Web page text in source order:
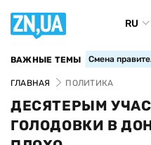
RU
ВАЖНЫЕ ТЕМЫ Смена
ГЛАВНАЯ ПОЛИТИКА
ДЕСЯТЕРЫМ
ГОЛОДОВКИ В